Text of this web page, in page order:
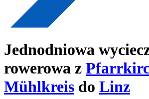
Jednodniowa
rowerowa z
Mühlkreis do Linz